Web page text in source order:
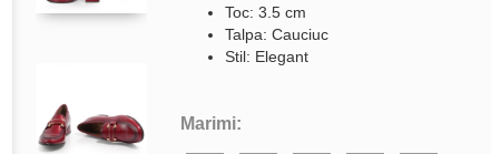
Toc: 3.5 cm
Talpa: Cauciuc
Stil: Elegant
Marimi: